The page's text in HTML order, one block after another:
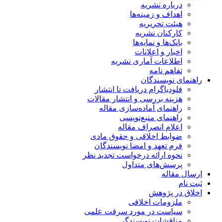
درباره نشریه
اهداف و زمینه‌ها
هیئت تحریریه
کارکنان نشریه
بانک‌ها و نمایه‌ها
اخبار و اعلانات
اطلاعات آماری نشریه
تفاهم نامه
راهنمای نویسندگان
فلودیاگرام دریافت تا انتشار
هزینه بررسی و انتشار مقالات
راهنمای آماده‌سازی مقاله
راهنمای منبع‌نویسی
اعلام انصراف مقاله
ضوابط اخلاقی و حقوق مادی
فرم تعهد و امضا نویسندگان
نحوه ارائه درخواست تجدید نظر
پرسش‌های متداول
ارسال مقاله
ثبت نام
اخلاق در پژوهش
ملزومات اخلاقی
سیاست در مورد سرقت علمی